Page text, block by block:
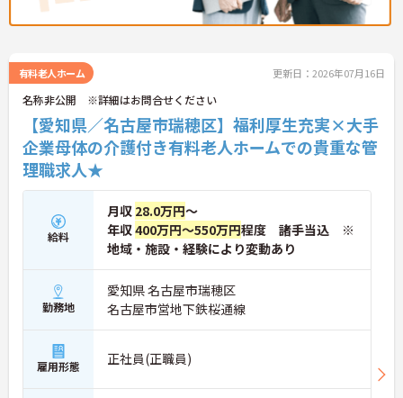
有料老人ホーム 更新日：2026年07月16日
名称非公開 ※詳細はお問合せください
【愛知県／名古屋市瑞穂区】福利厚生充実×大手
企業母体の介護付き有料老人ホームでの貴重な管
理職求人★
給料
月収 28.0万円～
年収400万円～550万円程度 諸手当込 ※
地域・施設・経験により変動あり
勤務地
愛知県 名古屋市瑞穂区
名古屋市営地下鉄桜通線
雇用形態 正社員(正職員)